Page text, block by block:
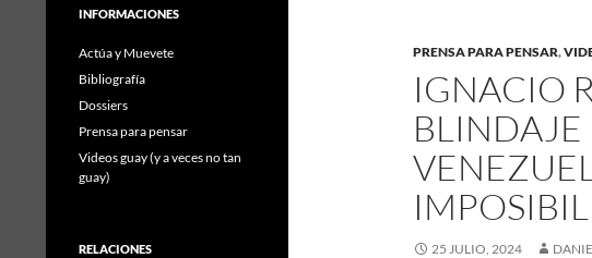
PRENSA PARA PENSAR,
IGNACIO
BLINDAJE
25 JULIO, 2024
INFORMACIONES
Actúa y Muevete
Bibliografía
Dossiers
Prensa para pensar
Videos guay (y a veces no tan
guay)
RELACIONES